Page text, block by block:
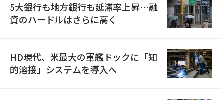
5大銀行も地方銀行も延滞率上昇…融
資のハードルはさらに高く
HD現代、米最大の軍艦ドックに「知
的溶接」システムを導入へ